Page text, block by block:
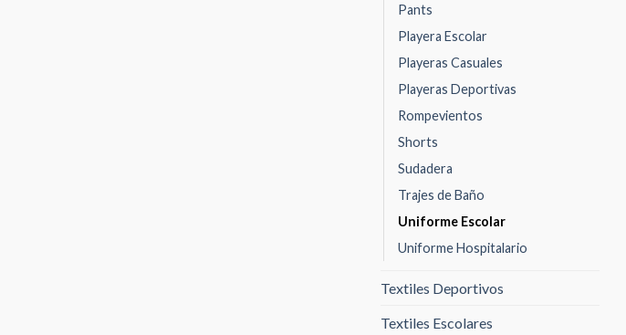
Pants
Playera Escolar
Playeras Casuales
Playeras Deportivas
Rompevientos
Shorts
Sudadera
Trajes de Baño
Uniforme Escolar
Uniforme Hospitalario
Textiles Deportivos
Textiles Escolares